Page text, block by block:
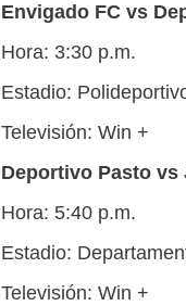
Envigado FC vs
Hora: 3:30 p.m.
Estadio:
Televisión: Win +
Deportivo Pasto vs
Hora: 5:40 p.m.
Estadio:
Televisión: Win +